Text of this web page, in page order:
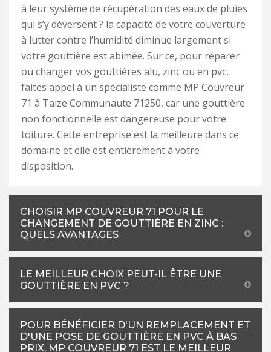
à leur système de récupération des eaux de pluies
qui s’y déversent ? la capacité de votre couverture
à lutter contre l’humidité diminue largement si
votre gouttière est abimée. Sur ce, pour réparer
ou changer vos gouttières alu, zinc ou en pvc,
faites appel à un spécialiste comme MP Couvreur
71 à Taize Communaute 71250, car une gouttière
non fonctionnelle est dangereuse pour votre
toiture. Cette entreprise est la meilleure dans ce
domaine et elle est entièrement à votre
disposition.
CHOISIR MP COUVREUR 71 POUR LE
CHANGEMENT DE GOUTTIÈRE EN ZINC :
QUELS AVANTAGES
LE MEILLEUR CHOIX PEUT-IL ÊTRE UNE
GOUTTIÈRE EN PVC ?
POUR BÉNÉFICIER D'UN REMPLACEMENT ET
D'UNE POSE DE GOUTTIÈRE EN PVC À BAS
PRIX, MP COUVREUR 71 EST LE MEILLEUR